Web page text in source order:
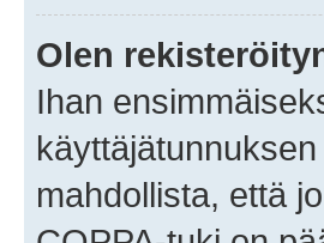
Olen
Ihan
mahdollista, että